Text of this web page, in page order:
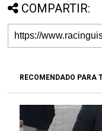
COMPARTIR:
RECOMENDADO PARA